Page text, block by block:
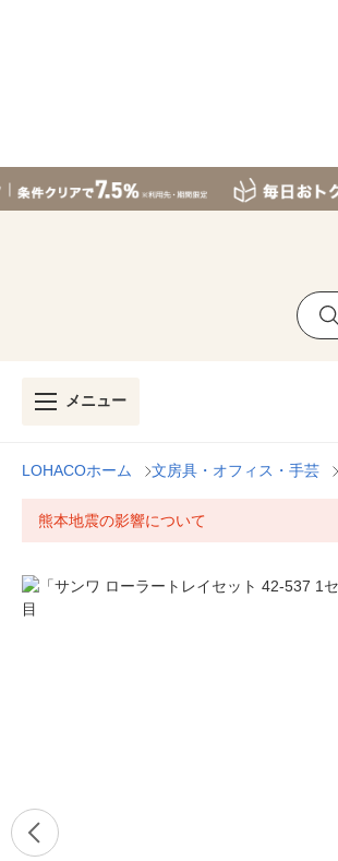
メニュー
LOHACOホーム 文房具・オフィス・手芸
熊本地震の影響について